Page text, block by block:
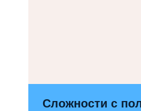
Сложности с